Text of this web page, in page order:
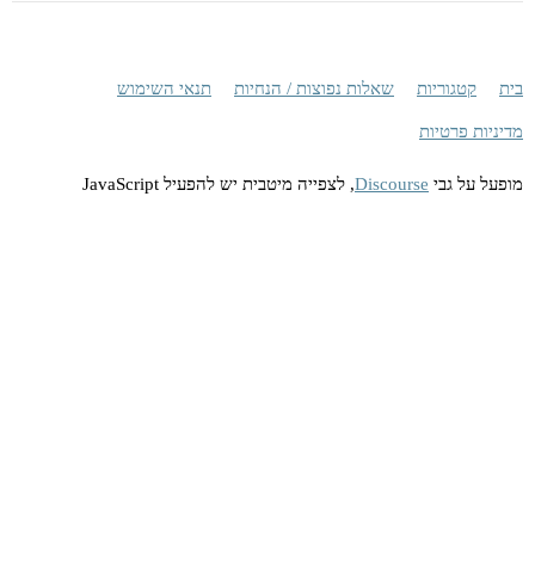
בית קטגוריות שאלות נפוצות / הנחיות תנאי השימוש
מדיניות פרטיות
מופעל על גבי Discourse, לצפייה מיטבית יש להפעיל JavaScript